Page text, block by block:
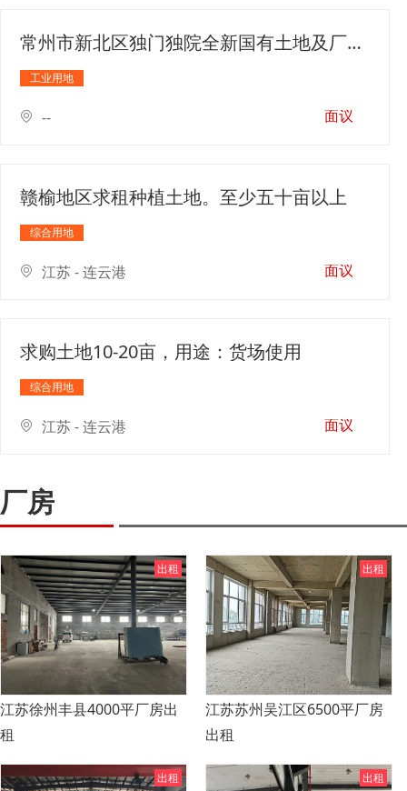
常州市新北区独门独院全新国有土地及厂房出售
工业用地
-- 面议
赣榆地区求租种植土地。至少五十亩以上
综合用地
江苏 - 连云港 面议
求购土地10-20亩，用途：货场使用
综合用地
江苏 - 连云港 面议
厂房
江苏徐州丰县4000平厂房出
租
出租
江苏苏州吴江区6500平厂房
出租
出租
出租 出租